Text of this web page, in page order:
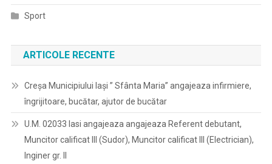
Sport
ARTICOLE RECENTE
Creșa Municipiului Iași ” Sfânta Maria” angajeaza infirmiere,
îngrijitoare, bucătar, ajutor de bucătar
U.M. 02033 Iasi angajeaza angajeaza Referent debutant,
Muncitor calificat III (Sudor), Muncitor calificat III (Electrician),
Inginer gr. II